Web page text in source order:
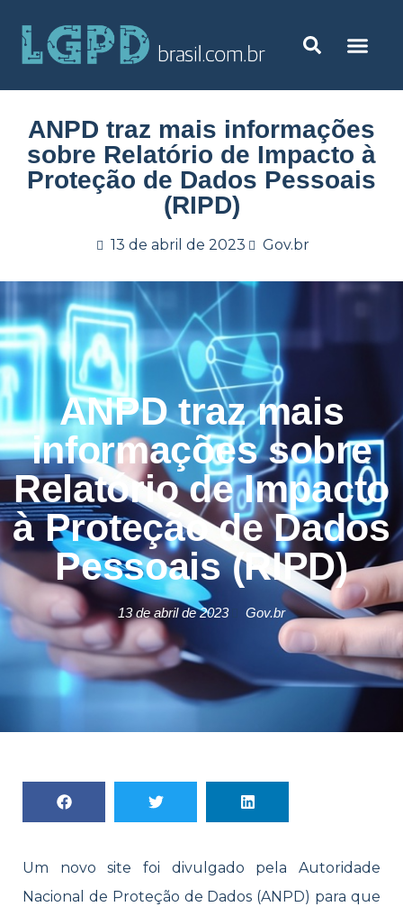
ANPD traz mais informações
sobre Relatório de Impacto à
Proteção de Dados Pessoais
(RIPD)
13 de abril de 2023 Gov.br
ANPD traz mais
informações sobre
Relatório de Impacto
à Proteção de Dados
Pessoais (RIPD)
13 de abril de 2023 Gov.br
Um novo site foi divulgado pela Autoridade
Nacional de Proteção de Dados (ANPD) para que